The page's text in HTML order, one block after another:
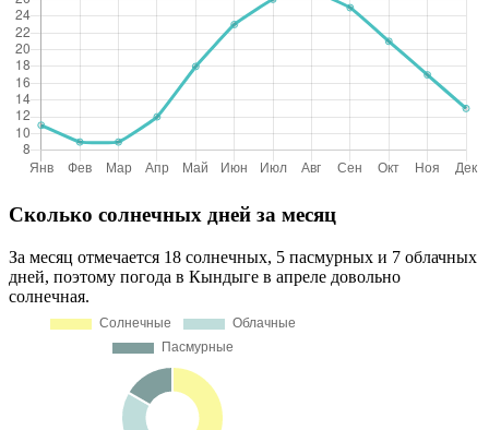
Сколько солнечных дней за месяц
За месяц отмечается 18 солнечных, 5 пасмурных и 7 облачных
дней, поэтому погода в Кындыге в апреле довольно
солнечная.